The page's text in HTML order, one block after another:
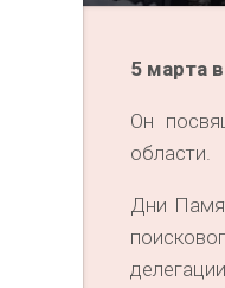
5 марта
Он
области.
Дни